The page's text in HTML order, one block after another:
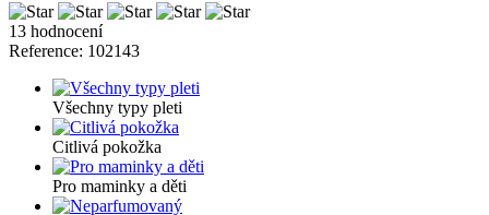
13 hodnocení
Reference: 102143
Všechny typy pleti
Citlivá pokožka
Pro maminky a děti